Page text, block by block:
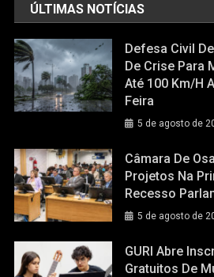
ÚLTIMAS NOTÍCIAS
Defesa Civil
De Crise Para
Até 100 Km/h
Feira
5 de agosto de
Câmara De
Projetos Na
Recesso
5 de agosto de
GURI Abre
Gratuitos De